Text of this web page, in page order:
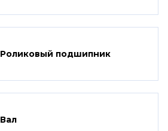
Роликовый подшипник
Вал